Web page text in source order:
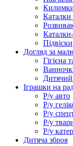
Каталки
Підвіски
Догляд за
Гігієна
Дитячий
Іграшки на
Р/у авто
Р/у
Р/у
Р/у
Р/у
Дитяча зброя